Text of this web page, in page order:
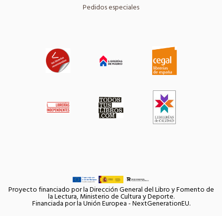
Pedidos especiales
Proyecto financiado por la Dirección General del Libro y Fomento de
la Lectura, Ministerio de Cultura y Deporte.
Financiada por la Unión Europea - NextGenerationEU.